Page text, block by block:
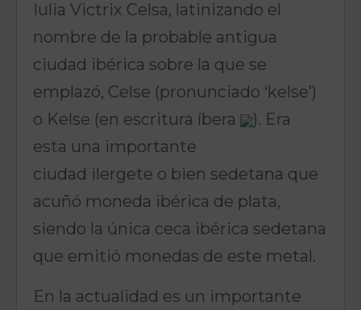
Iulia Victrix Celsa, latinizando el
nombre de la probable antigua
ciudad ibérica sobre la que se
emplazó, Celse (pronunciado ‘kelse’)
o Kelse (en escritura íbera
). Era
esta una importante
ciudad ilergete o bien sedetana que
acuñó moneda ibérica de plata,
siendo la única ceca ibérica sedetana
que emitió monedas de este metal.
En la actualidad es un importante